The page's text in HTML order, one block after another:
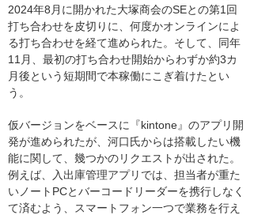
2024年8月に開かれた大塚商会のSEとの第1回
打ち合わせを皮切りに、何度かオンラインによ
る打ち合わせを経て進められた。そして、同年
11月、最初の打ち合わせ開始からわずか約3カ
月後という短期間で本稼働にこぎ着けたとい
う。
仮バージョンをベースに『kintone』のアプリ開
発が進められたが、河口氏からは搭載したい機
能に関して、幾つかのリクエストが出された。
例えば、入出庫管理アプリでは、担当者が重た
いノートPCとバーコードリーダーを携行しなく
て済むよう、スマートフォン一つで業務を行え